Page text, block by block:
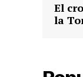
El
la